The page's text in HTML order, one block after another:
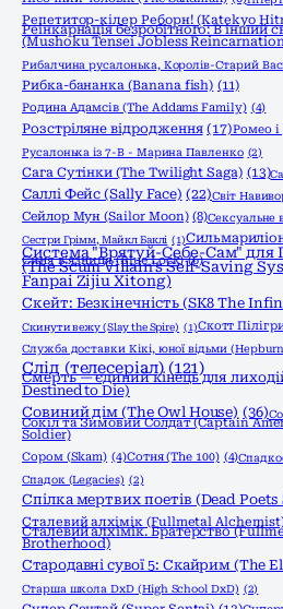
Репетитор-кілер Реборн! (Katekyo
Реінкарнація безробітного: В інший
(Mushoku Tensei Jobless
Рибалчина русалонька, Королів-Старий
Рибка-бананка (Banana fish) (11)
Родина Адамсів (The Addams Family) (4)
Розстріляне відродження (17)Ромео
Русалонька із 7-В - Марина Павленко (2)
Сага Сутінки (The Twilight Saga) (13)
Саллі Фейс (Sally Face) (22)Світ
Сейлор Мун (Sailor Moon) (8)Сексуальне
Сестри Грімм, Майкл Баклі (1)
Синя в'язниця (Blue Lock) (6)
Система "Врятуй-Себе-Сам" для
(The Scum Villain's Self-Saving
Fanpai Zijiu Xitong)
Скейт: Безкінечність (SK8 The
Скинути вежу (Slay the Spire) (1)Скотт
Служба доставки Кікі, юної відьми
Слід (телесеріал) (121)
Смерть — єдиний кінець для
Destined to Die)
Совиний дім (The Owl House) (36)
Сокіл та Зимовий Солдат (Captain
Soldier)
Сором (Skam) (4)Сотня (The 100) (4)
Спадок (Legacies) (2)
Спілка мертвих поетів (Dead Poets
Сталевий алхімік (Fullmetal
Сталевий алхімік. Братерство
Brotherhood)
Стародавні сувої 5: Скайрим (The
Старша школа DxD (High School DxD) (2)